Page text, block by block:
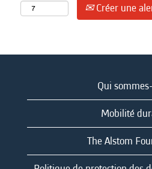
Créer une
Qui
Mobilité
The Alstom